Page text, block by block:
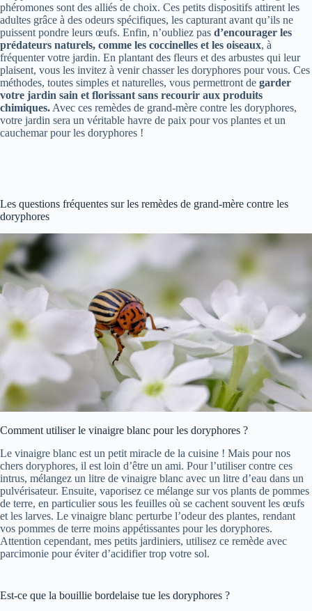
phéromones sont des alliés de choix. Ces petits dispositifs attirent les
adultes grâce à des odeurs spécifiques, les capturant avant qu’ils ne
puissent pondre leurs œufs. Enfin, n’oubliez pas d’encourager les
prédateurs naturels, comme les coccinelles et les oiseaux, à
fréquenter votre jardin. En plantant des fleurs et des arbustes qui leur
plaisent, vous les invitez à venir chasser les doryphores pour vous. Ces
méthodes, toutes simples et naturelles, vous permettront de garder
votre jardin sain et florissant sans recourir aux produits
chimiques. Avec ces remèdes de grand-mère contre les doryphores,
votre jardin sera un véritable havre de paix pour vos plantes et un
cauchemar pour les doryphores !
Les questions fréquentes sur les remèdes de grand-mère contre les
doryphores
Comment utiliser le vinaigre blanc pour les doryphores ?
Le vinaigre blanc est un petit miracle de la cuisine ! Mais pour nos
chers doryphores, il est loin d’être un ami. Pour l’utiliser contre ces
intrus, mélangez un litre de vinaigre blanc avec un litre d’eau dans un
pulvérisateur. Ensuite, vaporisez ce mélange sur vos plants de pommes
de terre, en particulier sous les feuilles où se cachent souvent les œufs
et les larves. Le vinaigre blanc perturbe l’odeur des plantes, rendant
vos pommes de terre moins appétissantes pour les doryphores.
Attention cependant, mes petits jardiniers, utilisez ce remède avec
parcimonie pour éviter d’acidifier trop votre sol.
Est-ce que la bouillie bordelaise tue les doryphores ?